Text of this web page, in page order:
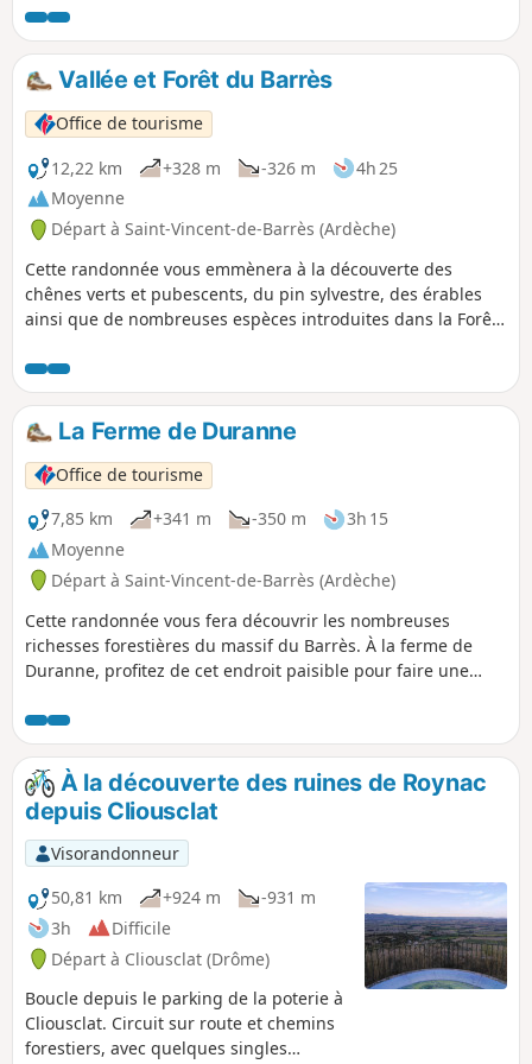
Vallée et Forêt du Barrès
Office de tourisme
12,22 km
+328 m -326 m
4h 25
Moyenne
Départ à Saint-Vincent-de-Barrès (Ardèche)
Cette randonnée vous emmènera à la découverte des
chênes verts et pubescents, du pin sylvestre, des érables
ainsi que de nombreuses espèces introduites dans la Forêt
méditerranéens et le douglas.
La Ferme de Duranne
Office de tourisme
7,85 km
+341 m -350 m
3h 15
Moyenne
Départ à Saint-Vincent-de-Barrès (Ardèche)
Cette randonnée vous fera découvrir les nombreuses
richesses forestières du massif du Barrès. À la ferme de
Duranne, profitez de cet endroit paisible pour faire une
À la découverte des ruines de Roynac
depuis Cliousclat
Visorandonneur
50,81 km
+924 m
-931 m
3h
Difficile
Départ à Cliousclat (Drôme)
Boucle depuis le parking de la poterie à
Cliousclat. Circuit sur route et chemins
forestiers, avec quelques singles